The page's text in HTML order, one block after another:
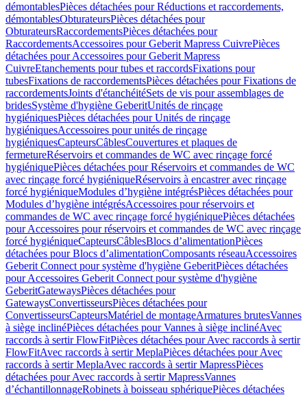
démontablesPièces détachées pour Réductions et raccordements,
démontablesObturateursPièces détachées pour
ObturateursRaccordementsPièces détachées pour
RaccordementsAccessoires pour Geberit Mapress CuivrePièces
détachées pour Accessoires pour Geberit Mapress
CuivreEtanchements pour tubes et raccordsFixations pour
tubesFixations de raccordementsPièces détachées pour Fixations de
raccordementsJoints d'étanchéitéSets de vis pour assemblages de
bridesSystème d'hygiène GeberitUnités de rinçage
hygiéniquesPièces détachées pour Unités de rinçage
hygiéniquesAccessoires pour unités de rinçage
hygiéniquesCapteursCâblesCouvertures et plaques de
fermetureRéservoirs et commandes de WC avec rinçage forcé
hygiéniquePièces détachées pour Réservoirs et commandes de WC
avec rinçage forcé hygiéniqueRéservoirs à encastrer avec rinçage
forcé hygiéniqueModules d’hygiène intégrésPièces détachées pour
Modules d’hygiène intégrésAccessoires pour réservoirs et
commandes de WC avec rinçage forcé hygiéniquePièces détachées
pour Accessoires pour réservoirs et commandes de WC avec rinçage
forcé hygiéniqueCapteursCâblesBlocs d’alimentationPièces
détachées pour Blocs d’alimentationComposants réseauAccessoires
Geberit Connect pour système d'hygiène GeberitPièces détachées
pour Accessoires Geberit Connect pour système d'hygiène
GeberitGatewaysPièces détachées pour
GatewaysConvertisseursPièces détachées pour
ConvertisseursCapteursMatériel de montageArmatures brutesVannes
à siège inclinéPièces détachées pour Vannes à siège inclinéAvec
raccords à sertir FlowFitPièces détachées pour Avec raccords à sertir
FlowFitAvec raccords à sertir MeplaPièces détachées pour Avec
raccords à sertir MeplaAvec raccords à sertir MapressPièces
détachées pour Avec raccords à sertir MapressVannes
d’échantillonnageRobinets à boisseau sphériquePièces détachées